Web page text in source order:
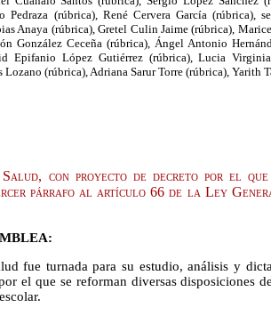
Pedraza (rúbrica), René Cervera García (rúbrica),
Anaya (rúbrica), Gretel Culin Jaime (rúbrica),
González Ceceña (rúbrica), Ángel Antonio
Epifanio López Gutiérrez (rúbrica), Lucia
Lozano (rúbrica), Adriana Sarur Torre (rúbrica), Yarith
con proyecto de decreto por el
párrafo al artículo 66 de la Ley
fue turnada para su estudio, análisis y
el que se reforman diversas disposiciones